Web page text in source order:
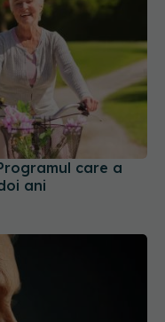
care a
ani